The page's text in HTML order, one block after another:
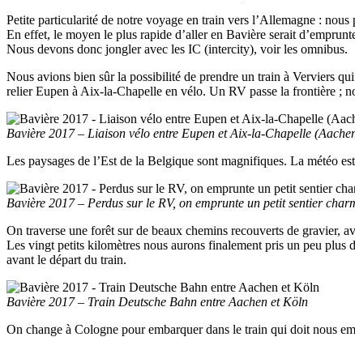
Petite particularité de notre voyage en train vers l’Allemagne : nous
En effet, le moyen le plus rapide d’aller en Bavière serait
Nous devons donc jongler avec les IC (intercity), voir les omnibus.
Nous avions bien sûr la possibilité de prendre un train à Verviers
relier Eupen à Aix-la-Chapelle en vélo. Un RV passe la frontière ;
Bavière 2017 – Liaison vélo entre Eupen et Aix-la-Chapelle
Les paysages de l’Est de la Belgique sont magnifiques. La météo
Bavière 2017 – Perdus sur le RV, on emprunte un petit sentier
On traverse une forêt sur de beaux chemins recouverts de gravier,
Les vingt petits kilomètres nous aurons finalement pris un peu plus
avant le départ du train.
Bavière 2017 – Train Deutsche Bahn entre Aachen et Köln
On change à Cologne pour embarquer dans le train qui doit nous